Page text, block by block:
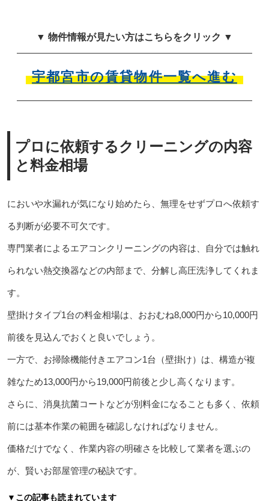
▼ 物件情報が見たい方はこちらをクリック ▼
宇都宮市の賃貸物件一覧へ進む
プロに依頼するクリーニングの内容
と料金相場
においや水漏れが気になり始めたら、無理をせずプロへ依頼す
る判断が必要不可欠です。
専門業者によるエアコンクリーニングの内容は、自分では触れ
られない熱交換器などの内部まで、分解し高圧洗浄してくれま
す。
壁掛けタイプ1台の料金相場は、おおむね8,000円から10,000円
前後を見込んでおくと良いでしょう。
一方で、お掃除機能付きエアコン1台（壁掛け）は、構造が複
雑なため13,000円から19,000円前後と少し高くなります。
さらに、消臭抗菌コートなどが別料金になることも多く、依頼
前には基本作業の範囲を確認しなければなりません。
価格だけでなく、作業内容の明確さを比較して業者を選ぶの
が、賢いお部屋管理の秘訣です。
▼この記事も読まれています